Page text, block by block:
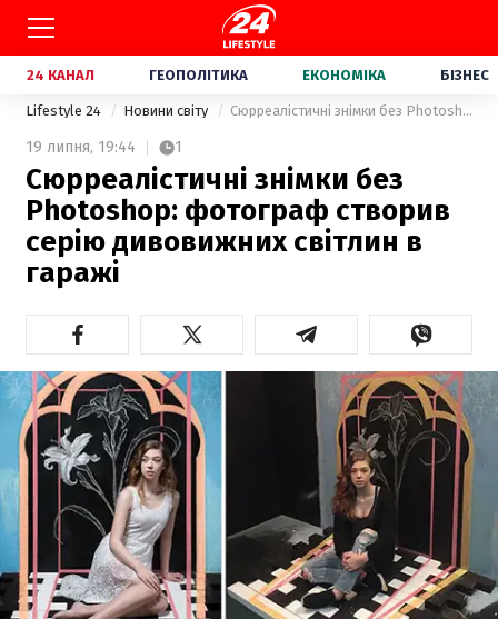
24 КАНАЛ ГЕОПОЛІТИКА ЕКОНОМІКА БІЗНЕС
Lifestyle 24 Новини світу Сюрреалістичні знімки без Photoshop: фотограф створив серію дивовижних світлин в гаражі
19 липня, 19:44 1
Сюрреалістичні знімки без
Photoshop: фотограф створив
серію дивовижних світлин в
гаражі